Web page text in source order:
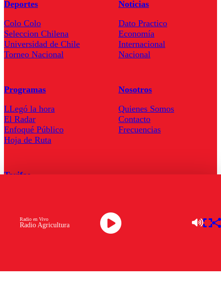
Radio Agricultura
Radio en Vivo
Deportes
Colo Colo
Seleccion Chilena
Universidad de Chile
Torneo Nacional
Noticias
Dato Practico
Economía
Internacional
Nacional
Programas
LLegó la hora
El Radar
Enfoqué Público
Hoja de Ruta
Nosotros
Quienes Somos
Contacto
Frecuencias
Tarifas
Descarga la APP